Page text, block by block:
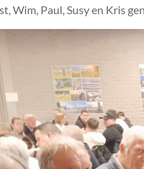
Wim, Paul, Susy en Kris